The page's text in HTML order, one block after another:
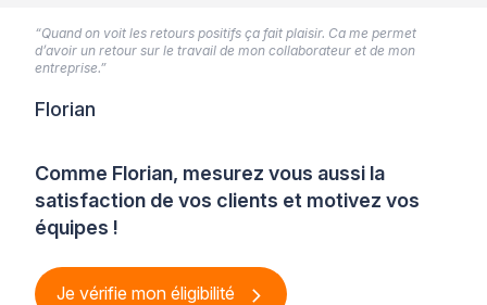
Comme Florian, mesurez vous aussi la
satisfaction de vos clients et motivez vos
équipes !
Je vérifie mon éligibilité
“Quand on voit les retours positifs ça fait plaisir. Ca me permet
d’avoir un retour sur le travail de mon collaborateur et de mon
entreprise.”
Florian